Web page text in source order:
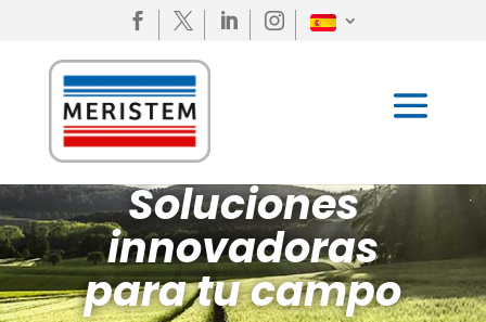
   
Soluciones
innovadoras
para tu campo